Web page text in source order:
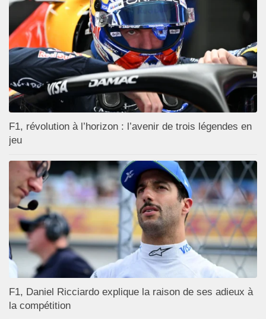
F1, révolution à l’horizon : l’avenir de trois légendes en
jeu
F1, Daniel Ricciardo explique la raison de ses adieux à
la compétition